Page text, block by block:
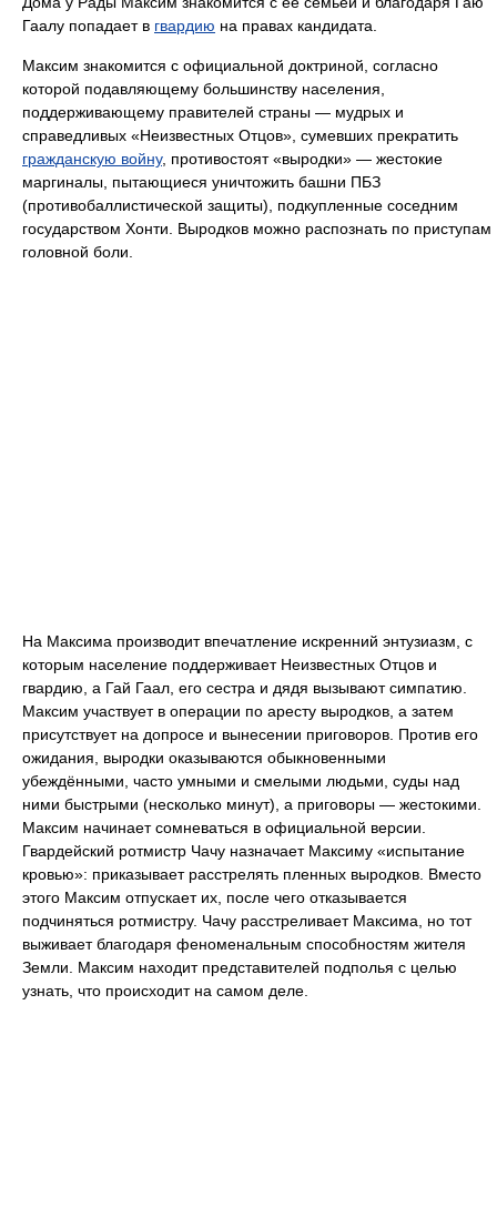
Гаалу попадает в гвардию на правах кандидата.
Максим знакомится с официальной доктриной, согласно
которой подавляющему большинству населения,
поддерживающему правителей страны — мудрых и
справедливых «Неизвестных Отцов», сумевших прекратить
гражданскую войну, противостоят «выродки» — жестокие
маргиналы, пытающиеся уничтожить башни ПБЗ
(противобаллистической защиты), подкупленные соседним
государством Хонти. Выродков можно распознать по приступам
головной боли.
На Максима производит впечатление искренний энтузиазм, с
которым население поддерживает Неизвестных Отцов и
гвардию, а Гай Гаал, его сестра и дядя вызывают симпатию.
Максим участвует в операции по аресту выродков, а затем
присутствует на допросе и вынесении приговоров. Против его
ожидания, выродки оказываются обыкновенными
убеждёнными, часто умными и смелыми людьми, суды над
ними быстрыми (несколько минут), а приговоры — жестокими.
Максим начинает сомневаться в официальной версии.
Гвардейский ротмистр Чачу назначает Максиму «испытание
кровью»: приказывает расстрелять пленных выродков. Вместо
этого Максим отпускает их, после чего отказывается
подчиняться ротмистру. Чачу расстреливает Максима, но тот
выживает благодаря феноменальным способностям жителя
Земли. Максим находит представителей подполья с целью
узнать, что происходит на самом деле.